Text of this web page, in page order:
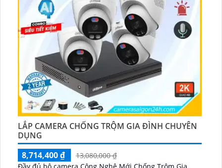
LẮP CAMERA CHỐNG TRỘM GIA ĐÌNH CHUYÊN
DỤNG
8,714,400 ₫
13,080,000 ₫